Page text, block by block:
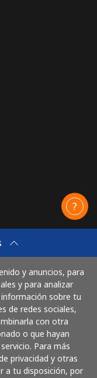
y anuncios, para
y para analizar
sobre tu
de redes sociales,
con otra
o que hayan
Para más
privacidad y otras
a tu disposición, por